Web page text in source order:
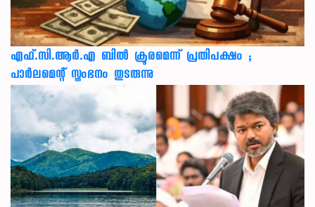
എഫ്.സി.ആർ.എ ബിൽ ക്രൂരമെന്ന് പ്രതിപക്ഷം ;
പാർലമെന്റ് സ്തംഭനം തുടരുന്നു